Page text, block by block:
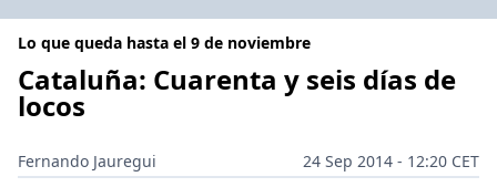
Lo que queda hasta el 9 de noviembre
Cataluña: Cuarenta y seis días de
locos
Fernando Jauregui
24 Sep 2014 - 12:20 CET